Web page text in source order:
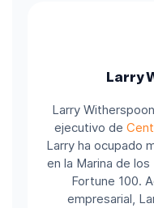
Larry
Larry
ejecutivo de
Larry ha ocupado
en la Marina de
Fortune 100.
empresarial,